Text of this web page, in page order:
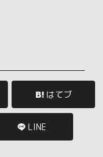
はてブ
LINE